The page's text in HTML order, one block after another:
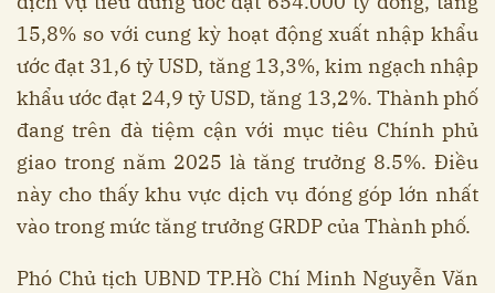
15,8% so với cung kỳ hoạt động xuất nhập khẩu
ước đạt 31,6 tỷ USD, tăng 13,3%, kim ngạch nhập
khẩu ước đạt 24,9 tỷ USD, tăng 13,2%. Thành phố
đang trên đà tiệm cận với mục tiêu Chính phủ
giao trong năm 2025 là tăng trưởng 8.5%. Điều
này cho thấy khu vực dịch vụ đóng góp lớn nhất
vào trong mức tăng trưởng GRDP của Thành phố.
Phó Chủ tịch UBND TP.Hồ Chí Minh Nguyễn Văn